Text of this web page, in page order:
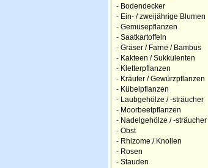
- Bodendecker
- Ein- / zweijährige Blumen
- Gemüsepflanzen
- Saatkartoffeln
- Gräser / Farne / Bambus
- Kakteen / Sukkulenten
- Kletterpflanzen
- Kräuter / Gewürzpflanzen
- Kübelpflanzen
-
Laubgehölze / -sträucher
- Moorbeetpflanzen
- Nadelgehölze / -sträucher
- Obst
- Rhizome / Knollen
- Rosen
- Stauden